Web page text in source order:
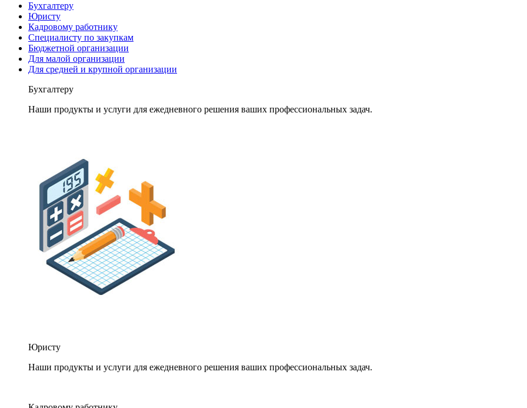
Бухгалтеру
Юристу
Кадровому работнику
Специалисту по закупкам
Бюджетной организации
Для малой организации
Для средней и крупной организации
Бухгалтеру
Наши продукты и услуги для ежедневного решения ваших профессиональных задач.
Юристу
Наши продукты и услуги для ежедневного решения ваших профессиональных задач.